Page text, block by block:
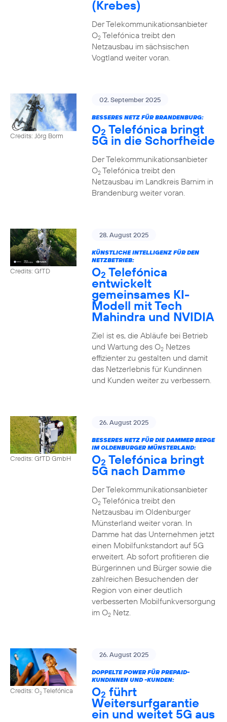
(Krebes)
Der Telekommunikationsanbieter
O2Telefónica treibt den
Netzausbau im sächsischen
Vogtland weiter voran.
Credits: Jörg Borm
02. September 2025
BESSERES NETZ FÜR BRANDENBURG:
O2 Telefónica bringt
5G in die Schorfheide
Der Telekommunikationsanbieter
O2Telefónica treibt den
Netzausbau im Landkreis Barnim in
Brandenburg weiter voran.
Credits: GfTD
28. August 2025
KÜNSTLICHE INTELLIGENZ FÜR DEN
NETZBETRIEB:
O2 Telefónica
entwickelt
gemeinsames KI-
Modell mit Tech
Mahindra und NVIDIA
Ziel ist es, die Abläufe bei Betrieb
und Wartung des O2Netzes
effizienter zu gestalten und damit
das Netzerlebnis für Kundinnen
und Kunden weiter zu verbessern.
Credits: GfTD GmbH
26. August 2025
BESSERES NETZ FÜR DIE DAMMER BERGE
IM OLDENBURGER MÜNSTERLAND:
O2 Telefónica bringt
5G nach Damme
Der Telekommunikationsanbieter
O2Telefónica treibt den
Netzausbau im Oldenburger
Münsterland weiter voran. In
Damme hat das Unternehmen jetzt
einen Mobilfunkstandort auf 5G
erweitert. Ab sofort profitieren die
Bürgerinnen und Bürger sowie die
zahlreichen Besuchenden der
Region von einer deutlich
verbesserten Mobilfunkversorgung
im O2Netz.
Credits: O2Telefónica
26. August 2025
DOPPELTE POWER FÜR PREPAID-
KUNDINNEN UND -KUNDEN:
O2 führt
Weitersurfgarantie
ein und weitet 5G aus